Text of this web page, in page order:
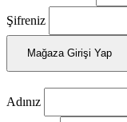
Şifreniz
Mağaza Girişi Yap
Adınız